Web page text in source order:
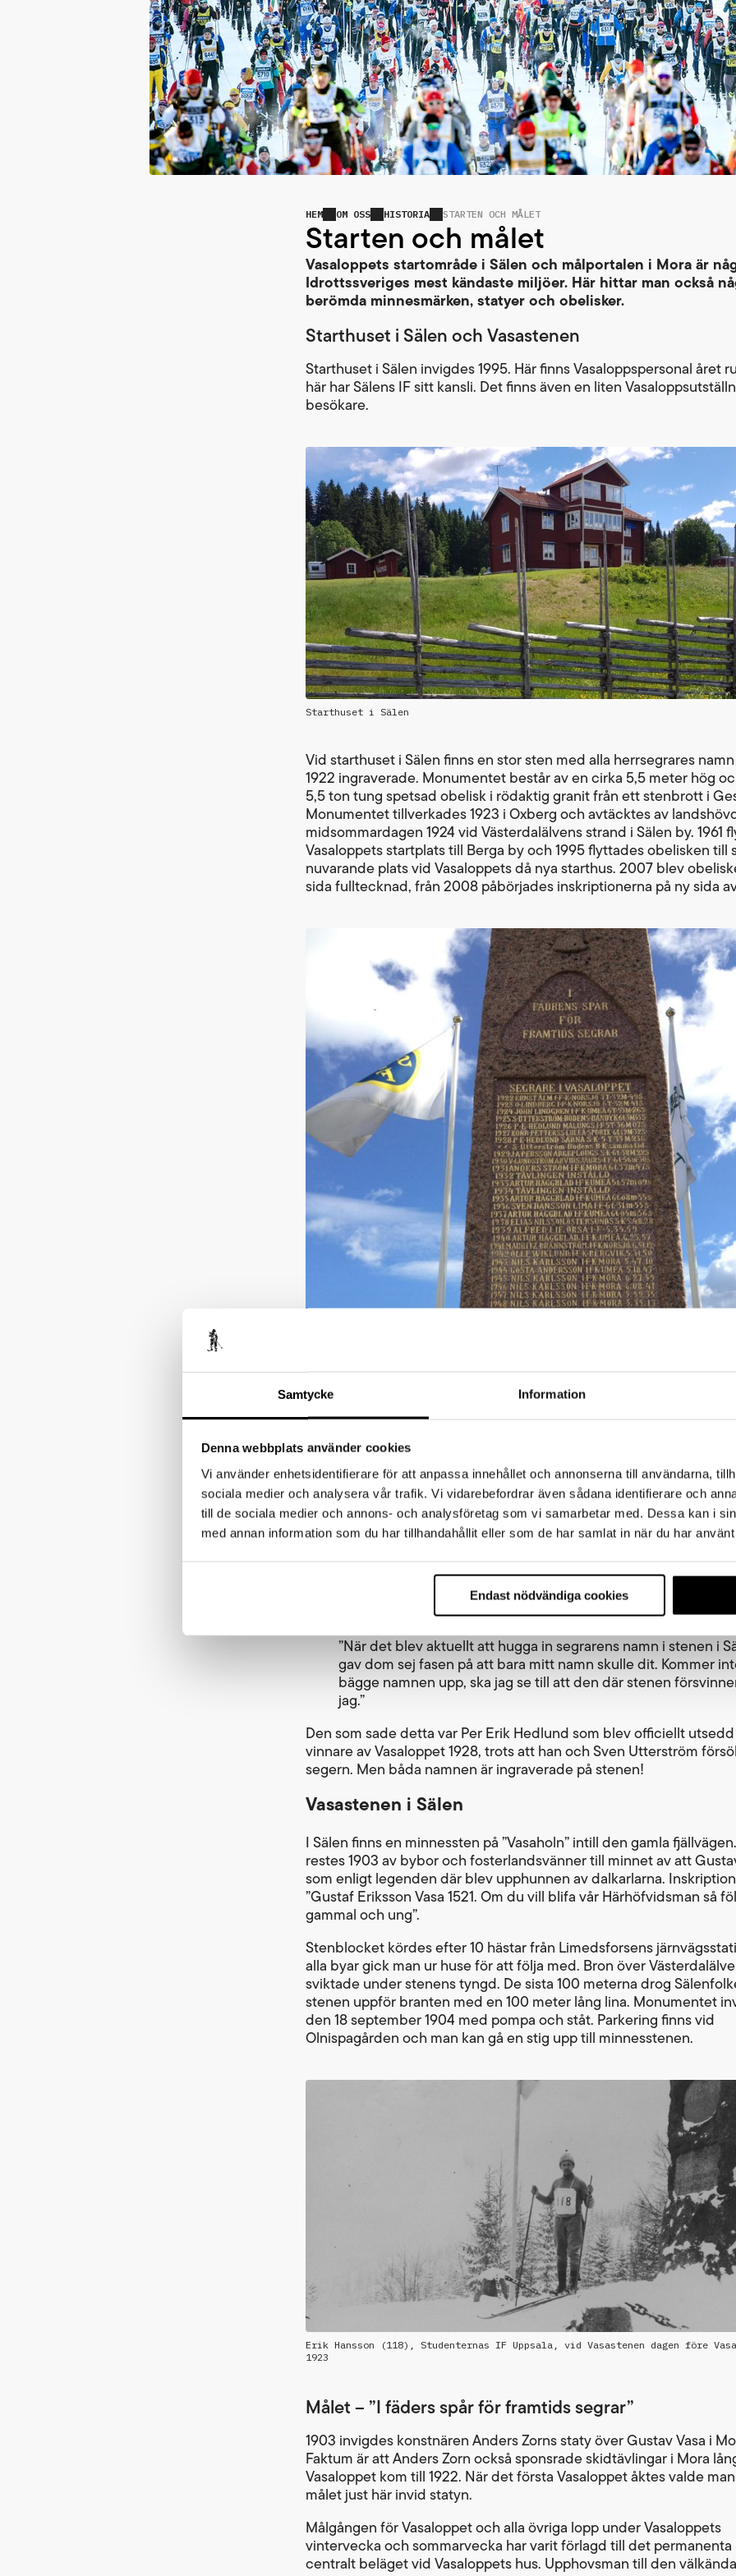
Samtycke Information
Denna webbplats använder cookies
Vi använder enhetsidentifierare för att anpassa innehållet och annonserna till användarna,
sociala medier och analysera vår trafik. Vi vidarebefordrar även sådana identifierare och
till de sociala medier och annons- och analysföretag som vi samarbetar med. Dessa kan i
med annan information som du har tillhandahållit eller som de har samlat in när du har
Endast nödvändiga cookies
HEM OM OSS HISTORIA STARTEN OCH MÅLET
Starten och målet
Vasaloppets startområde i Sälen och målportalen i Mora är
Idrottssveriges mest kändaste miljöer. Här hittar man också
berömda minnesmärken, statyer och obelisker.
Starthuset i Sälen och Vasastenen
Starthuset i Sälen invigdes 1995. Här finns Vasaloppspersonal året
här har Sälens IF sitt kansli. Det finns även en liten
besökare.
Starthuset i Sälen
Vid starthuset i Sälen finns en stor sten med alla herrsegrares
1922 ingraverade. Monumentet består av en cirka 5,5 meter hög
5,5 ton tung spetsad obelisk i rödaktig granit från ett stenbrott i
Monumentet tillverkades 1923 i Oxberg och avtäcktes av
midsommardagen 1924 vid Västerdalälvens strand i Sälen by. 1961
Vasaloppets startplats till Berga by och 1995 flyttades obelisken till
nuvarande plats vid Vasaloppets då nya starthus. 2007 blev
sida fulltecknad, från 2008 påbörjades inskriptionerna på ny sida
Obelisken med segrarnas namn vid Vasaloppsstarten
”När det blev aktuellt att hugga in segrarens namn i stenen i
gav dom sej fasen på att bara mitt namn skulle dit. Kommer
bägge namnen upp, ska jag se till att den där stenen
jag.”
Den som sade detta var Per Erik Hedlund som blev officiellt
vinnare av Vasaloppet 1928, trots att han och Sven Utterström
segern. Men båda namnen är ingraverade på stenen!
Vasastenen i Sälen
I Sälen finns en minnessten på ”Vasaholn” intill den gamla
restes 1903 av bybor och fosterlandsvänner till minnet av att
som enligt legenden där blev upphunnen av dalkarlarna.
”Gustaf Eriksson Vasa 1521. Om du vill blifa vår Härhöfvidsman så
gammal och ung”.
Stenblocket kördes efter 10 hästar från Limedsforsens
alla byar gick man ur huse för att följa med. Bron över
sviktade under stenens tyngd. De sista 100 meterna drog
stenen uppför branten med en 100 meter lång lina. Monumentet
den 18 september 1904 med pompa och ståt. Parkering finns vid
Olnispagården och man kan gå en stig upp till minnesstenen.
Erik Hansson (118), Studenternas IF Uppsala, vid Vasastenen dagen före
1923
Målet – ”I fäders spår för framtids segrar”
1903 invigdes konstnären Anders Zorns staty över Gustav Vasa i
Faktum är att Anders Zorn också sponsrade skidtävlingar i Mora
Vasaloppet kom till 1922. När det första Vasaloppet åktes valde
målet just här invid statyn.
Målgången för Vasaloppet och alla övriga lopp under Vasaloppets
vintervecka och sommarvecka har varit förlagd till det permanenta
centralt beläget vid Vasaloppets hus. Upphovsman till den